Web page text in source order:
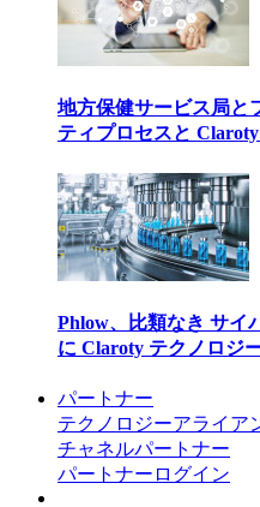
地方保健サービス局と
ティプロセスと
Phlow、比類なき サイ
に Claroty テクノロジ
パートナー
テクノロジーアライア
チャネルパートナー
パートナーログイン